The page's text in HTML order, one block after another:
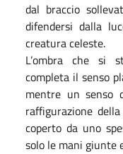
dal braccio
difendersi dalla
creatura celeste.
L’ombra che si
completa il senso
mentre un senso
raffigurazione
coperto da uno
solo le mani giunte